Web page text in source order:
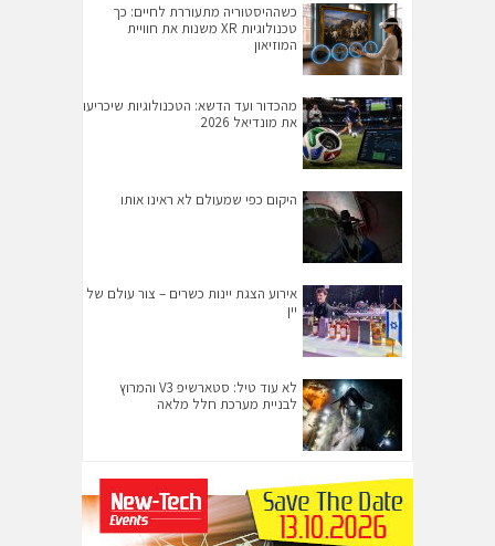
כשההיסטוריה מתעוררת לחיים: כך
טכנולוגיות XR משנות את חוויית
המוזיאון
מהכדור ועד הדשא: הטכנולוגיות שיכריעו
את מונדיאל 2026
היקום כפי שמעולם לא ראינו אותו
אירוע הצגת יינות כשרים – צור עולם של
יין
לא עוד טיל: סטארשיפ V3 והמרוץ
לבניית מערכת חלל מלאה